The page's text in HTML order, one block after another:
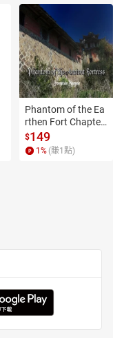
Phantom of the Ea
rthen Fort Chapter
4【有聲書】
$149
1 % (賺1 點)